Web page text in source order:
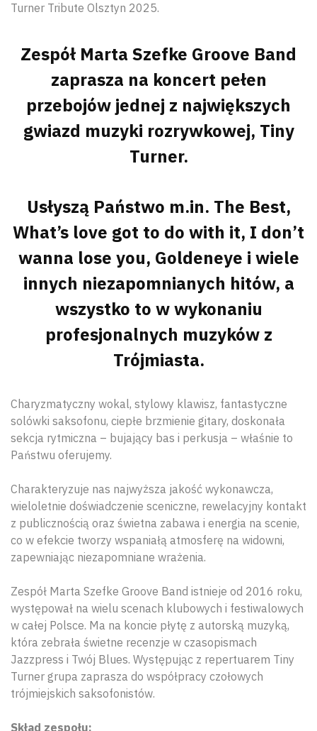
Turner Tribute Olsztyn 2025.
Zespół Marta Szefke Groove Band
zaprasza na koncert pełen
przebojów jednej z największych
gwiazd muzyki rozrywkowej, Tiny
Turner.
Usłyszą Państwo m.in. The Best,
What’s love got to do with it, I don’t
wanna lose you, Goldeneye i wiele
innych niezapomnianych hitów, a
wszystko to w wykonaniu
profesjonalnych muzyków z
Trójmiasta.
Charyzmatyczny wokal, stylowy klawisz, fantastyczne
solówki saksofonu, ciepłe brzmienie gitary, doskonała
sekcja rytmiczna – bujający bas i perkusja – właśnie to
Państwu oferujemy.
Charakteryzuje nas najwyższa jakość wykonawcza,
wieloletnie doświadczenie sceniczne, rewelacyjny kontakt
z publicznością oraz świetna zabawa i energia na scenie,
co w efekcie tworzy wspaniałą atmosferę na widowni,
zapewniając niezapomniane wrażenia.
Zespół Marta Szefke Groove Band istnieje od 2016 roku,
występował na wielu scenach klubowych i festiwalowych
w całej Polsce. Ma na koncie płytę z autorską muzyką,
która zebrała świetne recenzje w czasopismach
Jazzpress i Twój Blues. Występując z repertuarem Tiny
Turner grupa zaprasza do współpracy czołowych
trójmiejskich saksofonistów.
Skład zespołu: